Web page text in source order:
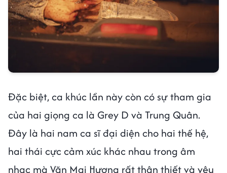
Đặc biệt, ca khúc lần này còn có sự tham gia
của hai giọng ca là Grey D và Trung Quân.
Đây là hai nam ca sĩ đại diện cho hai thế hệ,
hai thái cực cảm xúc khác nhau trong âm
nhạc mà Văn Mai Hương rất thân thiết và yêu